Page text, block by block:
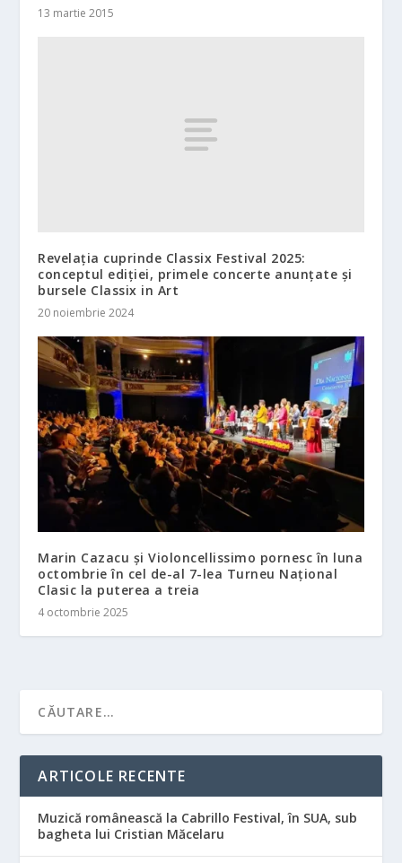
13 martie 2015
Revelația cuprinde Classix Festival 2025:
conceptul ediției, primele concerte anunțate și
bursele Classix in Art
20 noiembrie 2024
Marin Cazacu și Violoncellissimo pornesc în luna
octombrie în cel de-al 7-lea Turneu Național
Clasic la puterea a treia
4 octombrie 2025
ARTICOLE RECENTE
Muzică românească la Cabrillo Festival, în SUA, sub
bagheta lui Cristian Măcelaru